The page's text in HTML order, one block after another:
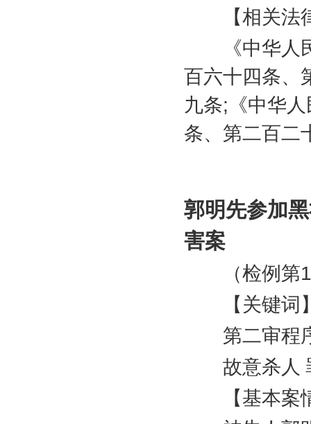
【相关法
《中华人民
百六十四条、
九条; 《中华
条、第二百二
郭明先参加
害案
（检例第
【关键词
第二审程
故意杀人
【基本案